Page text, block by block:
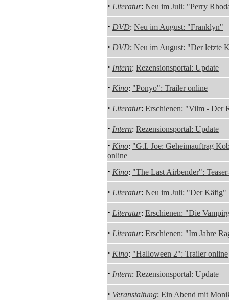
· Literatur: Neu im Juli: "Perry
· DVD: Neu im August: "Franklyn"
· DVD: Neu im August: "Der letzte
· Intern: Rezensionsportal: Update
· Kino: "Ponyo": Trailer online
· Literatur: Erschienen: "Vilm - Der
· Intern: Rezensionsportal: Update
· Kino: "G.I. Joe: Geheimauftrag
online
· Kino: "The Last Airbender":
· Literatur: Neu im Juli: "Der Käfig"
· Literatur: Erschienen: "Die
· Literatur: Erschienen: "Im Jahre
· Kino: "Halloween 2": Trailer online
· Intern: Rezensionsportal: Update
· Veranstaltung: Ein Abend mit